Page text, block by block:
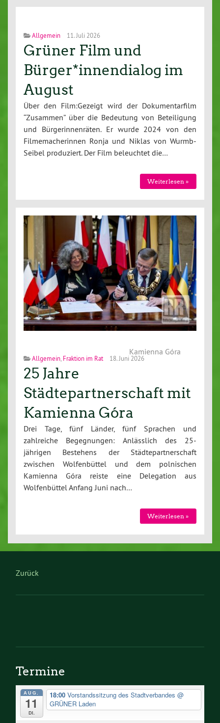
Allgemein 11. Juli 2026
Grüner Film und
Bürger*innendialog im
August
Über den Film:Gezeigt wird der Dokumentarfilm
“Zusammen” über die Bedeutung von Beteiligung
und Bürgerinnenräten. Er wurde 2024 von den
Filmemacherinnen Ronja und Niklas von Wurmb-
Seibel produziert. Der Film beleuchtet die…
Weiterlesen »
Kamienna Góra
Allgemein Fraktion im Rat 18. Juni 2026
25 Jahre
Städtepartnerschaft mit
Kamienna Góra
Drei Tage, fünf Länder, fünf Sprachen und
zahlreiche Begegnungen: Anlässlich des 25-
jährigen Bestehens der Städtepartnerschaft
zwischen Wolfenbüttel und dem polnischen
Kamienna Góra reiste eine Delegation aus
Wolfenbüttel Anfang Juni nach…
Weiterlesen »
Zurück
Termine
AUG.
11
Di.
18:00 Vorstandssitzung des Stadtverbandes @
GRÜNER Laden